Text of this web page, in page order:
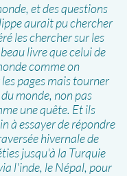
et des questions
aurait pu chercher
les chercher sur les
livre que celui de
comme on
pages mais tourner
monde, non pas
une quête. Et ils
à essayer de répondre
hivernale de
jusqu'à la Turquie
l'inde, le Népal, pour